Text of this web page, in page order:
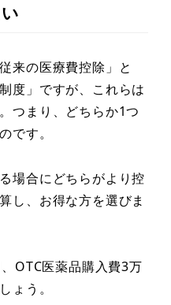
来の医療費控除」と
度」ですが、これらは
つまり、どちらか1つ
です。
場合にどちらがより控
し、お得な方を選びま
OTC医薬品購入費3万
ょう。